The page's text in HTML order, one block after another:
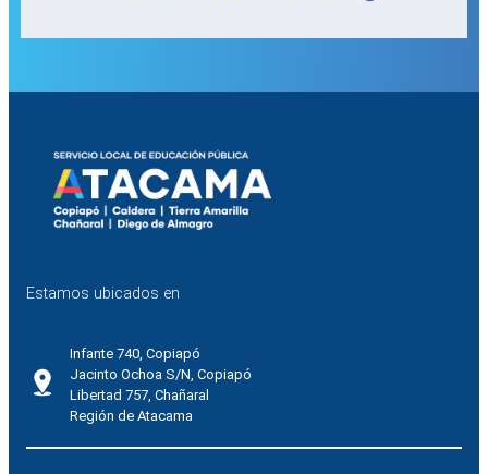
Estamos ubicados en
Infante 740, Copiapó
Jacinto Ochoa S/N, Copiapó
Libertad 757, Chañaral
Región de Atacama